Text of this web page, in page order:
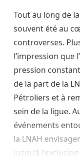
Tout au long de
souvent été au
controverses.
l’impression que
pression
de la part de la
Pétroliers et à
sein de la ligue.
événements
la LNAH
jusqu’à